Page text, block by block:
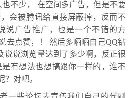
也不少， 在空间多广告，但是不要
会被腾讯给直接屏蔽掉，反而不
说广告推广，也是一个不错的方
去点赞，！ 然后多晒晒自己QQ钻
说说浏览量达到了多少啊，反正很
有想法也想搞跟你一样的，谁不
？对吧。
一些论坛去宣传我们自己的代刷